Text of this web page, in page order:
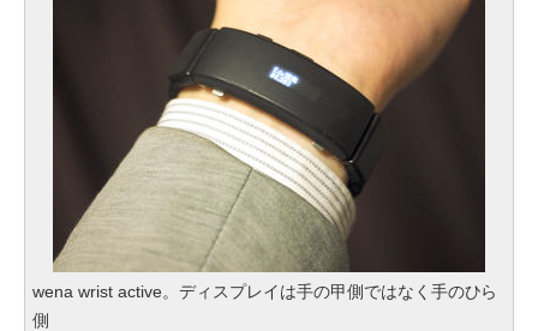
wena wrist active。ディスプレイは手の甲側ではなく手のひら
側